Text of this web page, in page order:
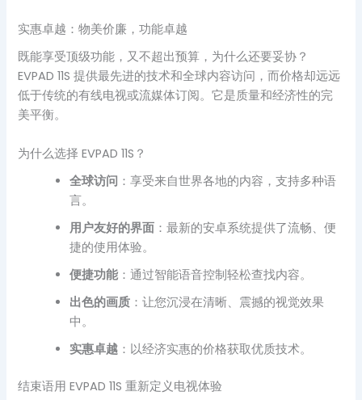
实惠卓越：物美价廉，功能卓越
既能享受顶级功能，又不超出预算，为什么还要妥协？
EVPAD 11S 提供最先进的技术和全球内容访问，而价格却远远
低于传统的有线电视或流媒体订阅。它是质量和经济性的完
美平衡。
为什么选择 EVPAD 11S？
全球访问 ：享受来自世界各地的内容，支持多种语
言。
用户友好的界面 ：最新的安卓系统提供了流畅、便
捷的使用体验。
便捷功能 ：通过智能语音控制轻松查找内容。
出色的画质 ：让您沉浸在清晰、震撼的视觉效果
中。
实惠卓越 ：以经济实惠的价格获取优质技术。
结束语用 EVPAD 11S 重新定义电视体验